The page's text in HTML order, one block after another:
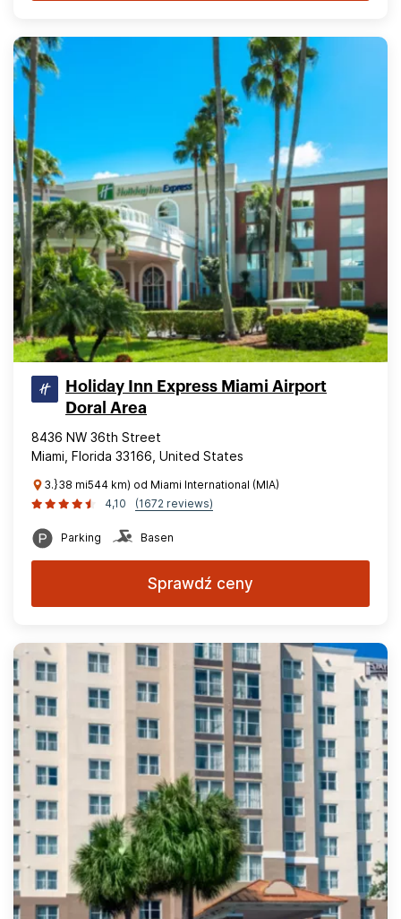
Holiday Inn Express Miami Airport
Doral Area
8436 NW 36th Street
Miami, Florida 33166, United States
3.}38 mi544 km) od Miami International (MIA)
4,10
(1672 reviews)
Parking Basen
Sprawdź ceny